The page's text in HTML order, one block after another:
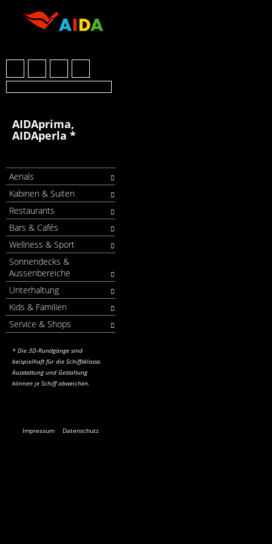
AIDAprima,
AIDAperla *
Aerials
Kabinen & Suiten
Restaurants
Bars & Cafés
Wellness & Sport
Sonnendecks &
Aussenbereiche
Unterhaltung
Kids & Familien
Service & Shops
* Die 3D-Rundgänge sind
beispielhaft für die Schiffsklasse.
Ausstattung und Gestaltung
können je Schiff abweichen.
Impressum Datenschutz